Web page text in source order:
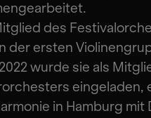
des
der ersten
2022 wurde sie als
eingeladen,
in Hamburg mit